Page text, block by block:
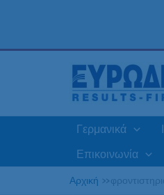
Γερμανικά
Επικοινωνία
Αρχική »